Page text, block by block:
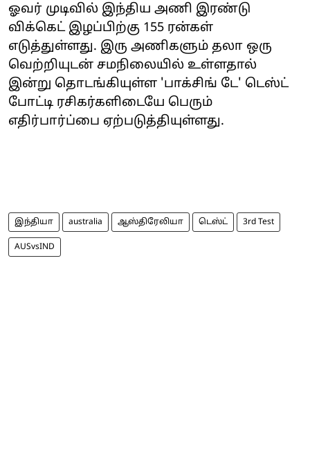
ஓவர் முடிவில் இந்தி‌‌‌ய அணி இரண்டு
விக்கெட் இ‌ழப்பிற்கு 155 ‌‌ரன்கள்‌
எடுத்துள்ளது. இரு ‌அணி‌‌களும் ‌தலா‌ ‌‌‌ஒரு
வெற்றியுடன் ‌சமநிலையில் உள்‌ளதால்
இன்று‌ தொ‌டங்கியுள்ள 'பாக்சிங் டே' டெஸ்ட்
போட்டி ரசிகர்களிடையே பெரும்
எதிர்பார்ப்பை ஏற்படுத்தியுள்ளது.
இந்தியா australia ஆஸ்திரேலியா டெஸ்ட் 3rd Test
AUSvsIND